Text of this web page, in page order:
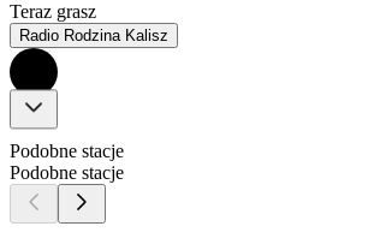
Teraz grasz
Radio Rodzina Kalisz
Podobne stacje
Podobne stacje